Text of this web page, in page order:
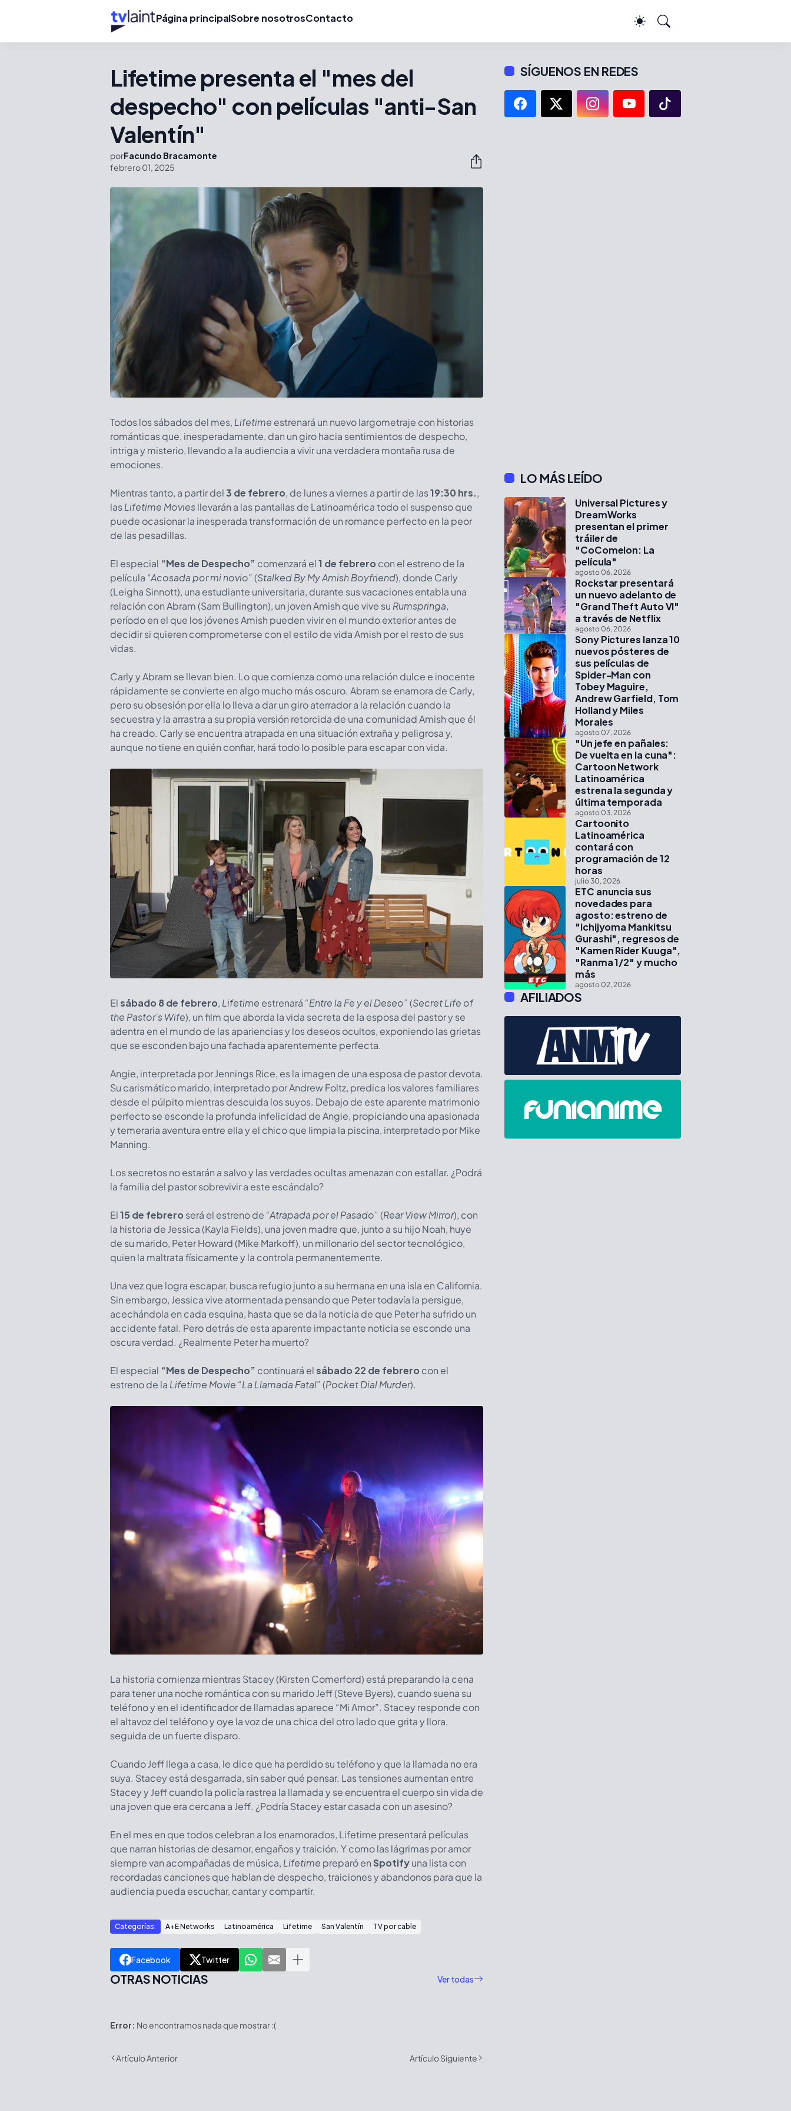
Página principalSobre nosotrosContacto
Lifetime presenta el "mes del
despecho" con películas "anti-San
Valentín"
porFacundo Bracamonte
febrero 01, 2025
Todos los sábados del mes, Lifetime estrenará un nuevo largometraje con historias
románticas que, inesperadamente, dan un giro hacia sentimientos de despecho,
intriga y misterio, llevando a la audiencia a vivir una verdadera montaña rusa de
emociones.
Mientras tanto, a partir del3 de febrero, de lunes a viernes a partir de las19:30 hrs.,
lasLifetime Movies llevarán a las pantallas de Latinoamérica todo el suspenso que
puede ocasionar la inesperada transformación de un romance perfecto en la peor
de las pesadillas.
El especial “Mes de Despecho” comenzará el1 de febrero con el estreno de la
película “Acosada por mi novio”(Stalked By My Amish Boyfriend), donde Carly
(Leigha Sinnott), una estudiante universitaria, durante sus vacaciones entabla una
relación con Abram (Sam Bullington), un joven Amish que vive su Rumspringa,
período en el que los jóvenes Amish pueden vivir en el mundo exterior antes de
decidir si quieren comprometerse con el estilo de vida Amish por el resto de sus
vidas.
Carly y Abram se llevan bien. Lo que comienza como una relación dulce e inocente
rápidamente se convierte en algo mucho más oscuro. Abram se enamora de Carly,
pero su obsesión por ella lo lleva a dar un giro aterrador a la relación cuando la
secuestra y la arrastra a su propia versión retorcida de una comunidad Amish que él
ha creado. Carly se encuentra atrapada en una situación extraña y peligrosa y,
aunque no tiene en quién confiar, hará todo lo posible para escapar con vida.
Elsábado 8 de febrero, Lifetime estrenará “Entre la Fe y el Deseo”(Secret Life of
the Pastor's Wife), un film que aborda la vida secreta de la esposa del pastor y se
adentra en el mundo de las apariencias y los deseos ocultos, exponiendo las grietas
que se esconden bajo una fachada aparentemente perfecta.
Angie, interpretada por Jennings Rice, es la imagen de una esposa de pastor devota.
Su carismático marido, interpretado por Andrew Foltz, predica los valores familiares
desde el púlpito mientras descuida los suyos. Debajo de este aparente matrimonio
perfecto se esconde la profunda infelicidad de Angie, propiciando una apasionada
y temeraria aventura entre ella y el chico que limpia la piscina, interpretado por Mike
Manning.
Los secretos no estarán a salvo y las verdades ocultas amenazan con estallar. ¿Podrá
la familia del pastor sobrevivir a este escándalo?
El15 de febrero será el estreno de “Atrapada por el Pasado”(Rear View Mirror), con
la historia de Jessica (Kayla Fields), una joven madre que, junto a su hijo Noah, huye
de su marido, Peter Howard (Mike Markoff), un millonario del sector tecnológico,
quien la maltrata físicamente y la controla permanentemente.
Una vez que logra escapar, busca refugio junto a su hermana en una isla en California.
Sin embargo, Jessica vive atormentada pensando que Peter todavía la persigue,
acechándola en cada esquina, hasta que se da la noticia de que Peter ha sufrido un
accidente fatal. Pero detrás de esta aparente impactante noticia se esconde una
oscura verdad. ¿Realmente Peter ha muerto?
El especial “Mes de Despecho” continuará elsábado 22 de febrero con el
estreno de la Lifetime Movie “La Llamada Fatal”(Pocket Dial Murder).
La historia comienza mientras Stacey (Kirsten Comerford) está preparando la cena
para tener una noche romántica con su marido Jeff (Steve Byers), cuando suena su
teléfono y en el identificador de llamadas aparece “Mi Amor”. Stacey responde con
el altavoz del teléfono y oye la voz de una chica del otro lado que grita y llora,
seguida de un fuerte disparo.
Cuando Jeff llega a casa, le dice que ha perdido su teléfono y que la llamada no era
suya. Stacey está desgarrada, sin saber qué pensar. Las tensiones aumentan entre
Stacey y Jeff cuando la policía rastrea la llamada y se encuentra el cuerpo sin vida de
una joven que era cercana a Jeff. ¿Podría Stacey estar casada con un asesino?
En el mes en que todos celebran a los enamorados, Lifetime presentará películas
que narran historias de desamor, engaños y traición. Y como las lágrimas por amor
siempre van acompañadas de música, Lifetime preparó en Spotifyuna lista con
recordadas canciones que hablan de despecho, traiciones y abandonos para que la
audiencia pueda escuchar, cantar y compartir.
Categorías: A+E Networks Latinoamérica Lifetime San Valentín TV por cable
Facebook Twitter
OTRAS NOTICIAS Ver todas
Error: No encontramos nada que mostrar :(
Artículo Anterior Artículo Siguiente
SÍGUENOS EN REDES
LO MÁS LEÍDO
Universal Pictures y
DreamWorks
presentan el primer
tráiler de
"CoComelon: La
película"
agosto 06, 2026
Rockstar presentará
un nuevo adelanto de
"Grand Theft Auto VI"
a través de Netflix
agosto 06, 2026
Sony Pictures lanza 10
nuevos pósteres de
sus películas de
Spider-Man con
Tobey Maguire,
Andrew Garfield, Tom
Holland y Miles
Morales
agosto 07, 2026
"Un jefe en pañales:
De vuelta en la cuna":
Cartoon Network
Latinoamérica
estrena la segunda y
última temporada
agosto 03, 2026
Cartoonito
Latinoamérica
contará con
programación de 12
horas
julio 30, 2026
ETC anuncia sus
novedades para
agosto: estreno de
"Ichijyoma Mankitsu
Gurashi", regresos de
"Kamen Rider Kuuga",
"Ranma 1/2" y mucho
más
agosto 02, 2026
AFILIADOS